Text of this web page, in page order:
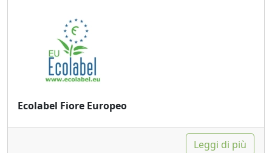
Ecolabel Fiore Europeo
Leggi di più